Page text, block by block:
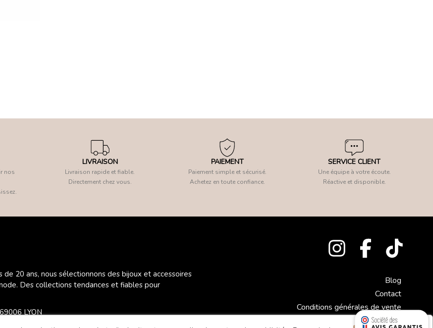
nos
LIVRAISON
Livraison rapide et fiable.
Directement chez vous.
PAIEMENT
Paiement simple et sécurisé.
Achetez en toute confiance.
SERVICE CLIENT
Une équipe à votre écoute.
Réactive et disponible.
20 ans, nous sélectionnons des bijoux et accessoires
Des collections tendances et fiables pour
LYON
Blog
Contact
Conditions générales de vente
Mentions légales